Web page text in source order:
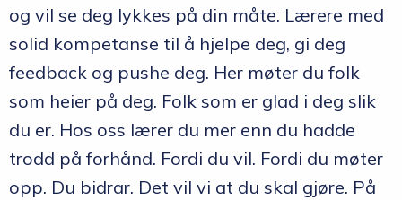
og vil se deg lykkes på din måte. Lærere med
solid kompetanse til å hjelpe deg, gi deg
feedback og pushe deg. Her møter du folk
som heier på deg. Folk som er glad i deg slik
du er. Hos oss lærer du mer enn du hadde
trodd på forhånd. Fordi du vil. Fordi du møter
opp. Du bidrar. Det vil vi at du skal gjøre. På